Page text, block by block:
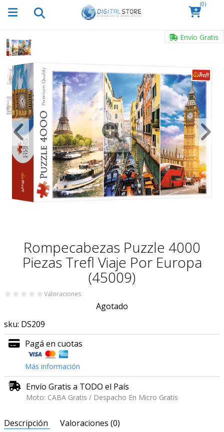
(0)
Rompecabezas Puzzle 4000
Piezas Trefl Viaje Por Europa
(45009)
Valoraciones
Agotado
Envío Gratis
sku: DS209
Pagá en cuotas
Más información
Envío Gratis a TODO el País
Moto: CABA Gratis / Despacho En Micro Gratis
Descripción Valoraciones (0)